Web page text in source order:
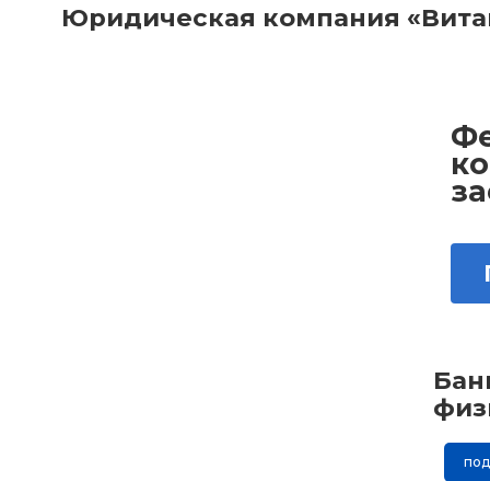
Юридическая компания